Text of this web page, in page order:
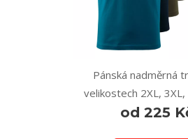
Pánská nadměrná
velikostech 2XL, 3XL,
od 225